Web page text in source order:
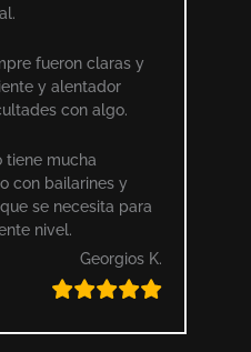
fueron claras y
y alentador
con algo.
tiene mucha
con bailarines y
se necesita para
nivel.
Georgios K.